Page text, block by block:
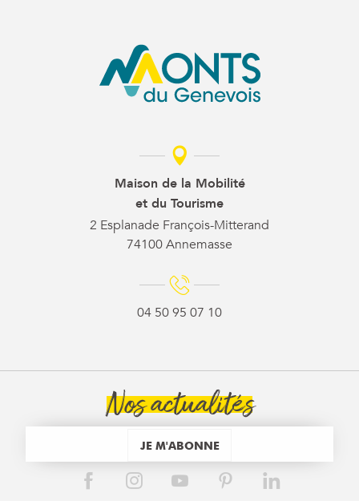
Maison de la Mobilité
et du Tourisme
2 Esplanade François-Mitterand
74100 Annemasse
04 50 95 07 10
Nos actualités
JE M'ABONNE